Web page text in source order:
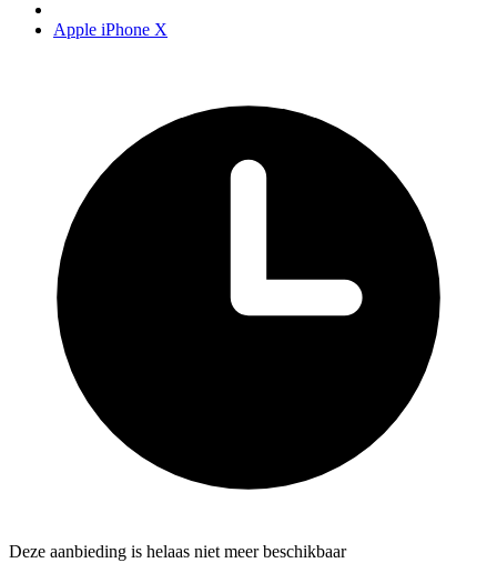
Apple iPhone X
Deze aanbieding is helaas niet meer beschikbaar